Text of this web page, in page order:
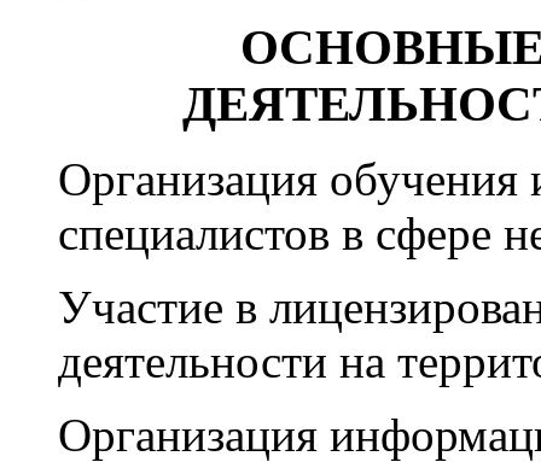
Организация
специалистов в сфере
Участие в
деятельности на
Организация